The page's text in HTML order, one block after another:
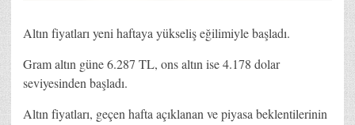
Altın fiyatları yeni haftaya yükseliş eğilimiyle başladı.
Gram altın güne 6.287 TL, ons altın ise 4.178 dolar
seviyesinden başladı.
Altın fiyatları, geçen hafta açıklanan ve piyasa beklentilerinin